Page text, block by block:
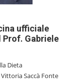
ufficiale
Prof. Gabriele
Dieta
Saccà Fonte